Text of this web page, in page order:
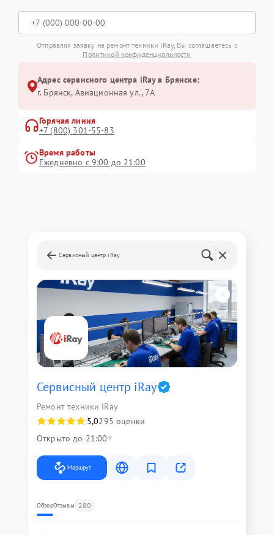
Отправляя заявку на ремонт техники iRay, Вы соглашаетесь с
Политикой конфиденциальности
Адрес сервисного центра iRay в Брянске:
г. Брянск, Авиационная ул., 7А
Горячая линия
+7 (800) 301-55-83
Время работы
Ежедневно с 9:00 до 21:00
Сервисный центр iRay
Сервисный центр iRay
Ремонт техники iRay
5,0295 оценки
Открыто до 21:00
Маршрут
ОбзорОтзывы 280